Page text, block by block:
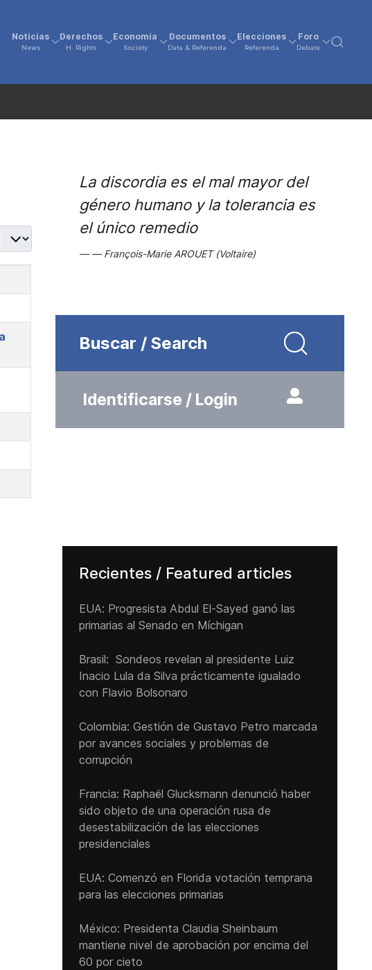
Noticias
News
Derechos
H. Rights
Economía
Society
Documentos
Data & Referenda
Elecciones
Referenda
Foro
Debate
La discordia es el mal mayor del
género humano y la tolerancia es
el único remedio
François-Marie AROUET (Voltaire)
Buscar / Search
Identificarse / Login
Recientes / Featured articles
EUA: Progresista Abdul El-Sayed ganó las
primarias al Senado ‌en Míchigan
Brasil: Sondeos revelan al presidente Luiz
Inacio Lula da Silva prácticamente igualado
con Flavio Bolsonaro
Colombia: Gestión de Gustavo Petro marcada
por avances sociales y problemas de
corrupción
Francia: Raphaël Glucksmann denunció haber
sido objeto de una operación rusa de
desestabilización de las elecciones
presidenciales
EUA: Comenzó en Florida votación temprana
para las elecciones primarias
México: Presidenta Claudia Sheinbaum
mantiene nivel de aprobación por encima del
60 por cieto